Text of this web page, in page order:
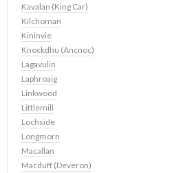
Kavalan (King Car)
Kilchoman
Kininvie
Knockdhu (Ancnoc)
Lagavulin
Laphroaig
Linkwood
Littlemill
Lochside
Longmorn
Macallan
Macduff (Deveron)